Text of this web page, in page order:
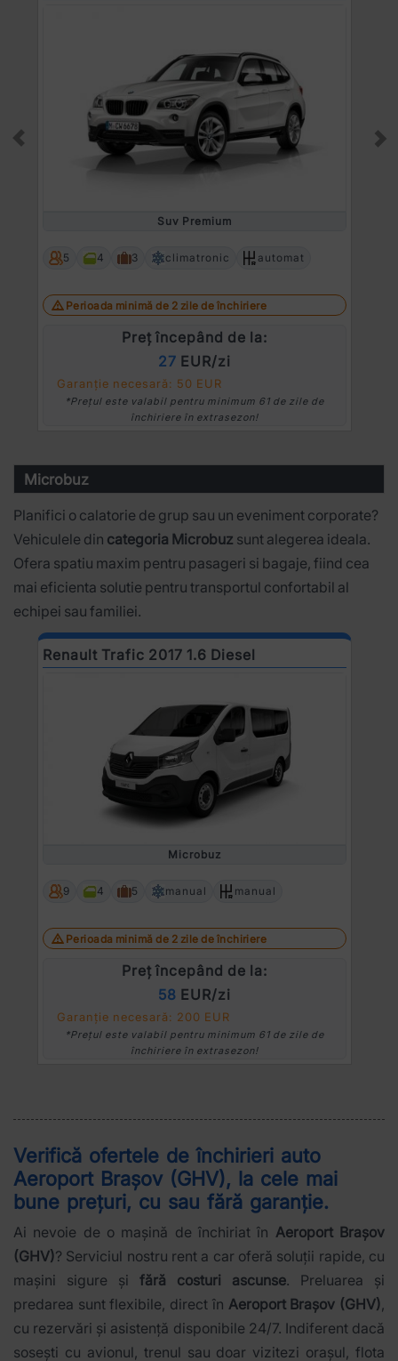
Suv Premium
5 4 3 climatronic automat
Perioada minimă de 2 zile de închiriere
Preț începând de la:
27 EUR/zi
Garanție necesară: 50 EUR
*Prețul este valabil pentru minimum 61 de zile de
închiriere în extrasezon!
Microbuz
Planifici o calatorie de grup sau un eveniment corporate?
Vehiculele din categoria Microbuz sunt alegerea ideala.
Ofera spatiu maxim pentru pasageri si bagaje, fiind cea
mai eficienta solutie pentru transportul confortabil al
echipei sau familiei.
Renault Trafic 2017 1.6 Diesel
Microbuz
9 4 5 manual manual
Perioada minimă de 2 zile de închiriere
Preț începând de la:
58 EUR/zi
Garanție necesară: 200 EUR
*Prețul este valabil pentru minimum 61 de zile de
închiriere în extrasezon!
Verifică ofertele de închirieri auto
Aeroport Brașov (GHV), la cele mai
bune prețuri, cu sau fără garanție.
Ai nevoie de o mașină de închiriat în Aeroport Brașov
(GHV)? Serviciul nostru rent a car oferă soluții rapide, cu
mașini sigure și fără costuri ascunse. Preluarea și
predarea sunt flexibile, direct în Aeroport Brașov (GHV),
cu rezervări și asistență disponibile 24/7. Indiferent dacă
sosești cu avionul, trenul sau doar vizitezi orașul, flota